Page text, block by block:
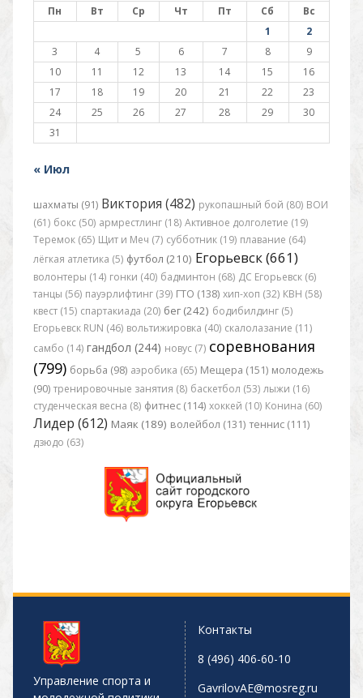
Пн Вт Ср Чт Пт Сб
Вс
1
2
3
4 5 6 7 8
9
10
11 12 13 14 15
16
17
18 19 20 21 22
23
24
25 26 27 28 29
30
31
« Июл
шахматы (91) Виктория (482) рукопашный бой (80) ВОИ
(61) бокс (50) армрестлинг (18) Активное долголетие (19)
Теремок (65) Щит и Меч (7) субботник (19) плавание (64)
лёгкая атлетика (5) футбол (210) Егорьевск (661)
волонтеры (14) гонки (40) бадминтон (68) ДС Егорьевск (6)
танцы (56) пауэрлифтинг (39) ГТО (138) хип-хоп (32) КВН (58)
квест (15) спартакиада (20) бег (242) бодибилдинг (5)
Егорьевск RUN (46) вольтижировка (40) скалолазание (11)
самбо (14) гандбол (244) новус (7) соревнования
(799) борьба (98) аэробика (65) Мещера (151) молодежь
(90) тренировочные занятия (8) баскетбол (53) лыжи (16)
студенческая весна (8) фитнес (114) хоккей (10) Конина (60)
Лидер (612) Маяк (189) волейбол (131) теннис (111)
дзюдо (63)
Управление спорта и
Контакты
8 (496) 406-60-10
GavrilovAE@mosreg.ru